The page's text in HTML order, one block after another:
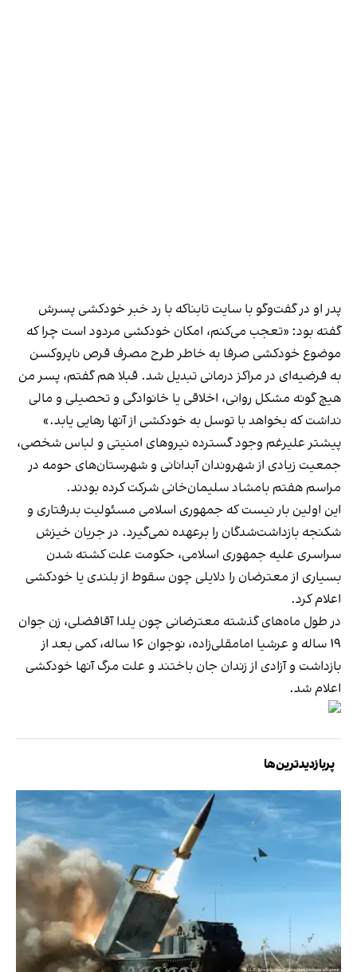
پدر او در گفت‌وگو با سایت تابناکه با رد خبر خودکشی پسرش
گفته بود: «تعجب می‌کنم، امکان خودکشی مردود است چرا که
موضوع خودکشی صرفا به خاطر طرح مصرف قرص ناپروکسن
به فرضیه‌ای در مراکز درمانی تبدیل شد. قبلا هم گفتم، پسر من
هیچ گونه مشکل روانی، اخلاقی یا خانوادگی و تحصیلی و مالی
نداشت که بخواهد با توسل به خودکشی از آنها رهایی یابد.»
پیشتر علیرغم وجود گسترده نیروهای امنیتی و لباس شخصی،
جمعیت زیادی از شهروندان آبدانانی و شهرستان‌های حومه در
مراسم هفتم بامشاد سلیمان‌خانی شرکت کرده بودند.
این اولین بار نیست که جمهوری اسلامی مسئولیت بدرفتاری و
شکنجه بازداشت‌شدگان را برعهده نمی‌گیرد. در جریان خیزش
سراسری علیه جمهوری اسلامی، حکومت علت کشته شدن
بسیاری از معترضان را دلایلی چون سقوط از بلندی یا خودکشی
اعلام کرد.
در طول ماه‌های گذشته معترضانی چون یلدا آقافضلی، زن جوان
۱۹ ساله و عرشیا امامقلی‌زاده، نوجوان ۱۶ ساله، کمی بعد از
بازداشت و آزادی از زندان جان باختند و علت مرگ آنها خودکشی
اعلام شد.
پربازدیدترین‌ها